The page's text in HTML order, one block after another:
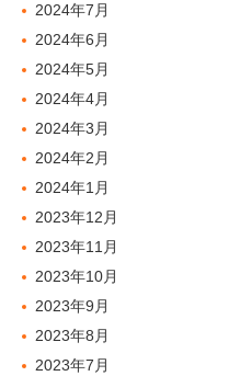
2024年7月
2024年6月
2024年5月
2024年4月
2024年3月
2024年2月
2024年1月
2023年12月
2023年11月
2023年10月
2023年9月
2023年8月
2023年7月